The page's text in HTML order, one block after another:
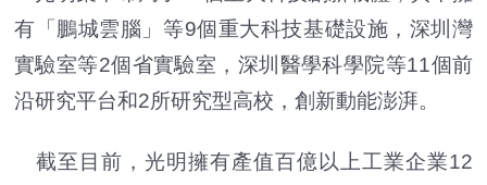
有「鵬城雲腦」等9個重大科技基礎設施，深圳灣
實驗室等2個省實驗室，深圳醫學科學院等11個前
沿研究平台和2所研究型高校，創新動能澎湃。
截至目前，光明擁有產值百億以上工業企業12